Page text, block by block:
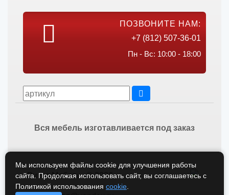
ПОЗВОНИТЕ НАМ:
+7 (812) 507-36-01
Пн - Вс: 10:00 - 18:00
Вся мебель изготавливается под заказ
Викос Мебель © 2026
Мы используем файлы cookie для улучшения работы
сайта. Продолжая использовать сайт, вы соглашаетесь с
Политикой использования cookie